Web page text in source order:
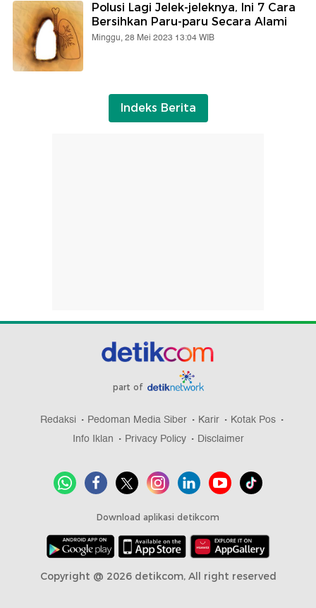
Polusi Lagi Jelek-jeleknya, Ini 7 Cara
Bersihkan Paru-paru Secara Alami
Minggu, 28 Mei 2023 13:04 WIB
Indeks Berita
part of
Redaksi Pedoman Media Siber Karir
Kotak Pos
Info Iklan
Privacy Policy Disclaimer
Download aplikasi detikcom
Copyright @ 2026 detikcom, All right reserved